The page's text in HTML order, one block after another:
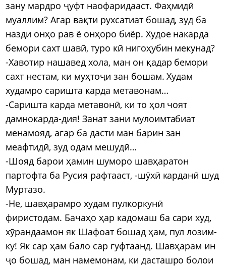
зану мардро ҷуфт наофаридааст. Фаҳмидӣ
муаллим? Агар вақти рухсатиат бошад, зуд ба
назди онҳо рав ё онҳоро биёр. Худое накарда
бемори сахт шавӣ, туро кӣ нигоҳубин мекунад?
-Хавотир нашавед хола, ман он қадар бемори
сахт нестам, ки муҳтоҷи зан бошам. Худам
худамро саришта карда метавонам…
-Саришта карда метавонӣ, ки то ҳол чоят
дамнокарда-дия! Занат зани мулоимтабиат
менамояд, агар ба дасти ман барин зан
меафтидӣ, зуд одам мешудӣ…
-Шояд барои ҳамин шуморо шавҳаратон
партофта ба Русия рафтааст, -шӯхӣ карданӣ шуд
Муртазо.
-Не, шавҳарамро худам пулкоркунӣ
фиристодам. Бачаҳо ҳар кадомаш ба сари худ,
хӯрандаамон як Шафоат бошад ҳам, пул лозим-
ку! Як сар ҳам бало сар гуфтаанд. Шавҳарам ин
ҷо бошад, ман намемонам, ки дасташро болои